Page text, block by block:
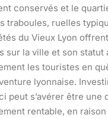
conservés et le
traboules, ruelles
du Vieux Lyon
sur la ville et son statut
les touristes en
lyonnaise.
peut s’avérer être une
rentable, en